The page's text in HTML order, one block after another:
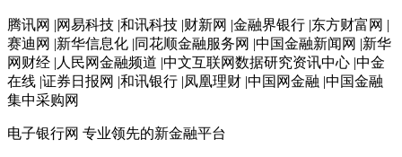
腾讯网 |网易科技 |和讯科技 |财新网 |金融界银行 |东方财富网 |
赛迪网 |新华信息化 |同花顺金融服务网 |中国金融新闻网 |新华
网财经 |人民网金融频道 |中文互联网数据研究资讯中心 |中金
在线 |证券日报网 |和讯银行 |凤凰理财 |中国网金融 |中国金融
集中采购网
电子银行网 专业领先的新金融平台